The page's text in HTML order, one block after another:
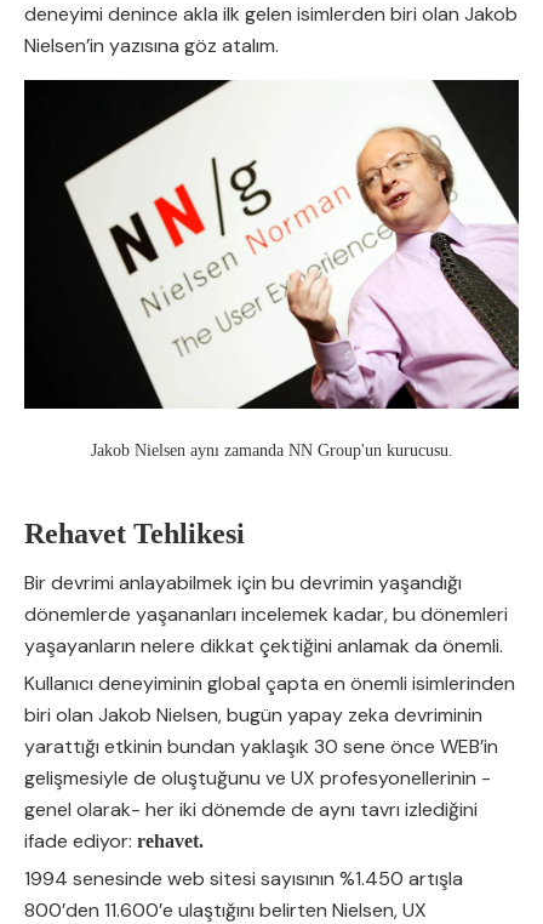
deneyimi denince akla ilk gelen isimlerden biri olan Jakob
Nielsen’in yazısına göz atalım.
Jakob Nielsen aynı zamanda NN Group'un kurucusu.
Rehavet Tehlikesi
Bir devrimi anlayabilmek için bu devrimin yaşandığı
dönemlerde yaşananları incelemek kadar, bu dönemleri
yaşayanların nelere dikkat çektiğini anlamak da önemli.
Kullanıcı deneyiminin global çapta en önemli isimlerinden
biri olan Jakob Nielsen, bugün yapay zeka devriminin
yarattığı etkinin bundan yaklaşık 30 sene önce WEB’in
gelişmesiyle de oluştuğunu ve UX profesyonellerinin -
genel olarak- her iki dönemde de aynı tavrı izlediğini
ifade ediyor: rehavet.
1994 senesinde web sitesi sayısının %1.450 artışla
800’den 11.600’e ulaştığını belirten Nielsen, UX